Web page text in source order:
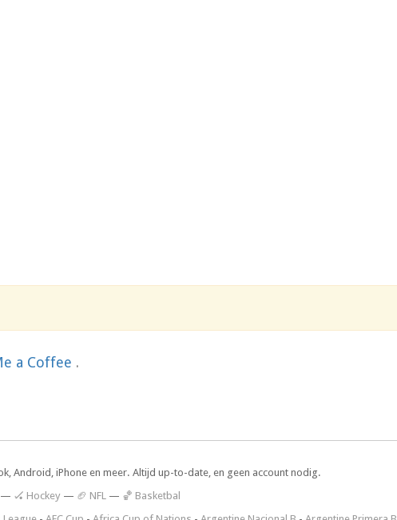
a Coffee .
Android, iPhone en meer. Altijd up-to-date, en geen account nodig.
— 🏑 Hockey — 🏈 NFL — 🏀 Basketbal